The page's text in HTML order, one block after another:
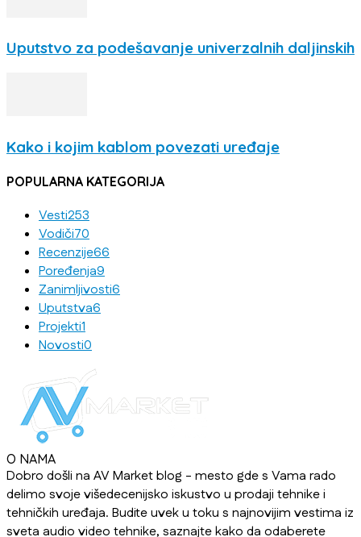
Uputstvo za podešavanje univerzalnih daljinskih
Kako i kojim kablom povezati uređaje
POPULARNA KATEGORIJA
Vesti253
Vodiči70
Recenzije66
Poređenja9
Zanimljivosti6
Uputstva6
Projekti1
Novosti0
O NAMA
Dobro došli na AV Market blog - mesto gde s Vama rado
delimo svoje višedecenijsko iskustvo u prodaji tehnike i
tehničkih uređaja. Budite uvek u toku s najnovijim vestima iz
sveta audio video tehnike, saznajte kako da odaberete